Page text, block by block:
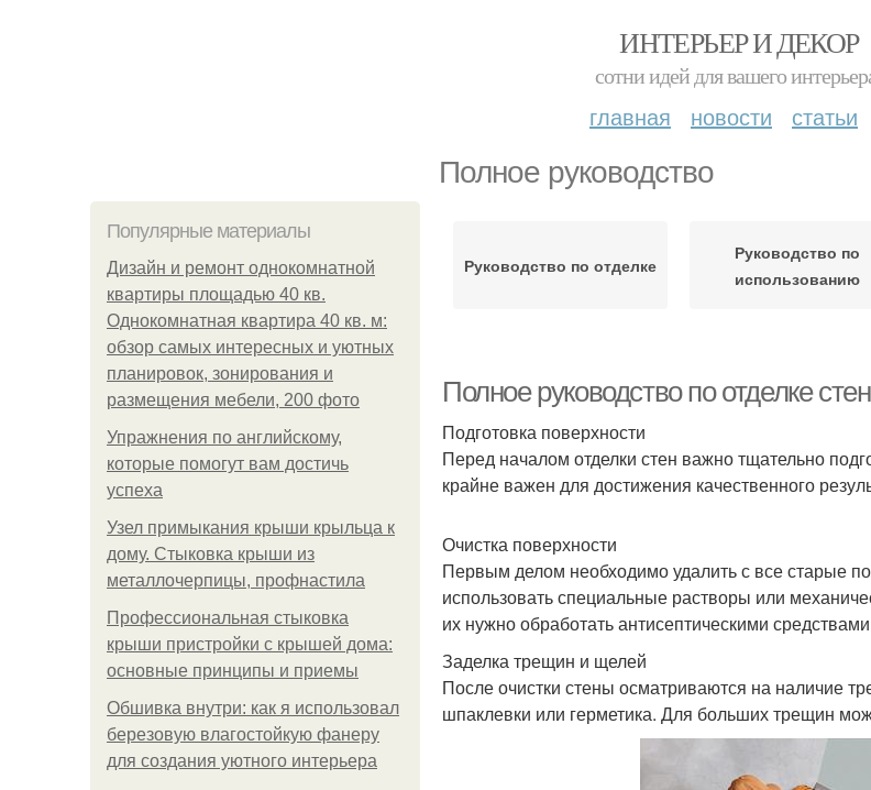
ИНТЕРЬЕР И ДЕКОР
сотни идей для вашего
главная новости статьи
Полное руководство
Популярные материалы
Дизайн и ремонт однокомнатной
квартиры площадью 40 кв.
Однокомнатная квартира 40 кв. м:
обзор самых интересных и уютных
планировок, зонирования и
размещения мебели, 200 фото
Упражнения по английскому,
которые помогут вам достичь
успеха
Узел примыкания крыши крыльца к
дому. Стыковка крыши из
металлочерпицы, профнастила
Профессиональная стыковка
крыши пристройки с крышей дома:
основные принципы и приемы
Обшивка внутри: как я использовал
березовую влагостойкую фанеру
для создания уютного интерьера
Руководство по отделке
Руководство по
использованию
Полное руководство по отделке
Подготовка поверхности
Перед началом отделки стен важно тщательно
крайне важен для достижения качественного
Очистка поверхности
Первым делом необходимо удалить с все старые
использовать специальные растворы или
их нужно обработать антисептическими
Заделка трещин и щелей
После очистки стены осматриваются на наличие
шпаклевки или герметика. Для больших трещин